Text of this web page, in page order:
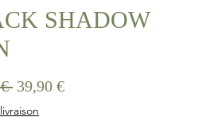
SHADOW
€ Prix
original
39,90 €Prix